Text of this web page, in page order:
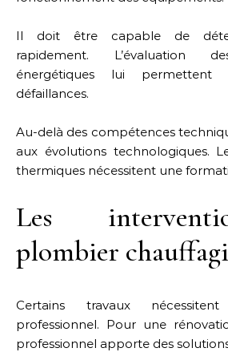
Il doit être capable de
rapidement. L’évaluation
énergétiques lui
défaillances.
Au-delà des compétences
aux évolutions technologiques.
thermiques nécessitent une
Les
plombier
Certains travaux
professionnel. Pour une
professionnel apporte des